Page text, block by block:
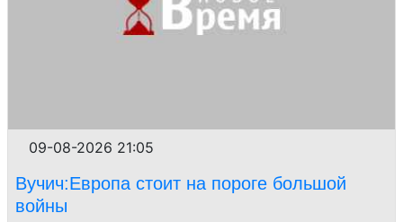
09-08-2026 21:05
Вучич:Европа стоит на пороге большой
войны